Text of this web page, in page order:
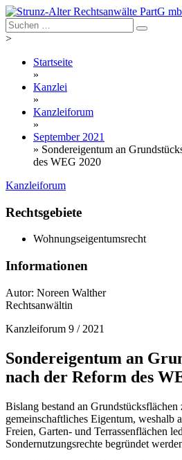
Skip
to
content
>
Startseite
»
Kanzlei
»
Kanzleiforum
»
September 2021
» Sondereigentum an
des WEG 2020
Kanzleiforum
Rechtsgebiete
Wohnungseigentumsrecht
Informationen
Autor: Noreen Walther
Rechtsanwältin
Kanzleiforum 9 / 2021
Sondereigentum an
nach der Reform des
Bislang bestand an Grundstücksflächen
gemeinschaftliches Eigentum, weshalb
Freien, Garten- und Terrassenflächen
Sondernutzungsrechte begründet